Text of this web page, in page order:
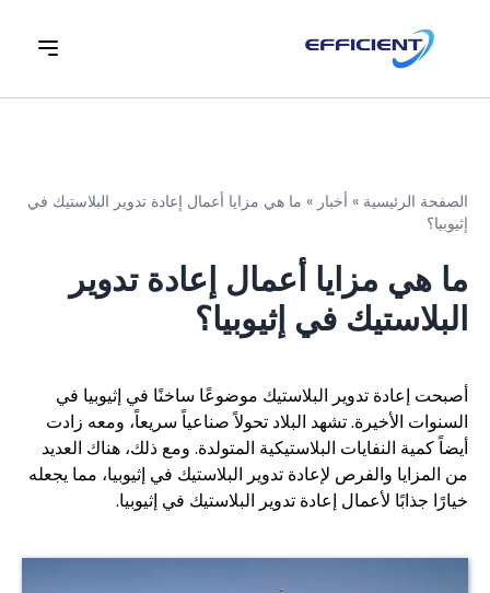
الصفحة الرئيسية » أخبار » ما هي مزايا أعمال إعادة تدوير البلاستيك في
إثيوبيا؟
ما هي مزايا أعمال إعادة تدوير
البلاستيك في إثيوبيا؟
أصبحت إعادة تدوير البلاستيك موضوعًا ساخنًا في إثيوبيا في
السنوات الأخيرة. تشهد البلاد تحولاً صناعياً سريعاً، ومعه زادت
أيضاً كمية النفايات البلاستيكية المتولدة. ومع ذلك، هناك العديد
من المزايا والفرص لإعادة تدوير البلاستيك في إثيوبيا، مما يجعله
خيارًا جذابًا لأعمال إعادة تدوير البلاستيك في إثيوبيا.